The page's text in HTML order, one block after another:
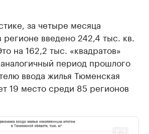
за четыре месяца
регионе введено 242,4 тыс. кв.
на 162,2 тыс. «квадратов»
период прошлого
ввода жилья Тюменская
19 место среди 85 регионов